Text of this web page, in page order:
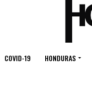
COVID-19 HONDURAS